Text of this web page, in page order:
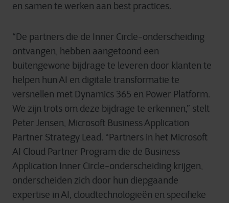
en samen te werken aan best practices.
“De partners die de Inner Circle-onderscheiding
ontvangen, hebben aangetoond een
buitengewone bijdrage te leveren door klanten te
helpen hun AI en digitale transformatie te
versnellen met Dynamics 365 en Power Platform.
We zijn trots om deze bijdrage te erkennen,” stelt
Peter Jensen, Microsoft Business Application
Partner Strategy Lead. “Partners in het Microsoft
AI Cloud Partner Program die de Business
Application Inner Circle-onderscheiding krijgen,
onderscheiden zich door hun diepgaande
expertise in AI, cloudtechnologieën en specifieke